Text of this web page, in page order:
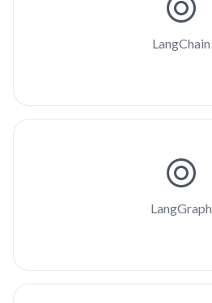
LangChain
LangGraph